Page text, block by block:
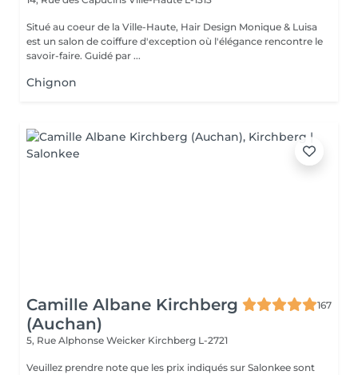
Situé au coeur de la Ville-Haute, Hair Design Monique & Luisa
est un salon de coiffure d'exception où l'élégance rencontre le
savoir-faire. Guidé par ...
Chignon
Camille Albane Kirchberg
(Auchan)
167
5, Rue Alphonse Weicker Kirchberg L-2721
Veuillez prendre note que les prix indiqués sur Salonkee sont